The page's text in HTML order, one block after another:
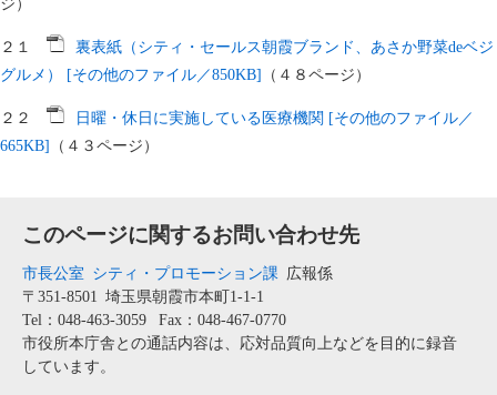
ジ）
２１
裏表紙（シティ・セールス朝霞ブランド、あさか野菜deベジ
グルメ） [その他のファイル／850KB]
（４８ページ）
２２
日曜・休日に実施している医療機関 [その他のファイル／
665KB]
（４３ページ）
このページに関するお問い合わせ先
市長公室 シティ・プロモーション課 広報係
〒351-8501 埼玉県朝霞市本町1-1-1
Tel：048-463-3059
Fax：048-467-0770
市役所本庁舎との通話内容は、応対品質向上などを目的に録音
しています。